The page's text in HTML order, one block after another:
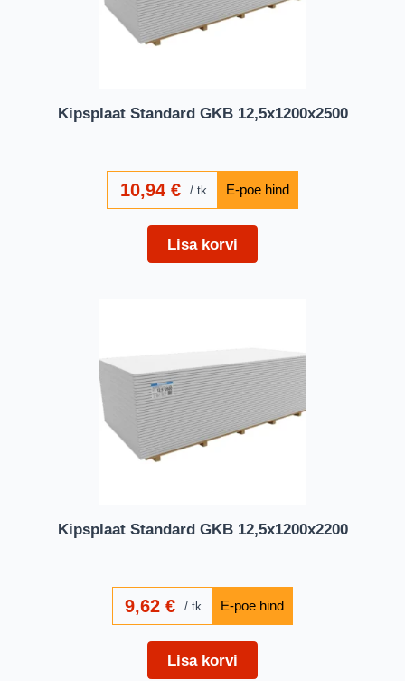
Kipsplaat Standard GKB 12,5x1200x2500
10,94 € tk
Lisa korvi
Kipsplaat Standard GKB 12,5x1200x2200
9,62€ tk
Lisa korvi